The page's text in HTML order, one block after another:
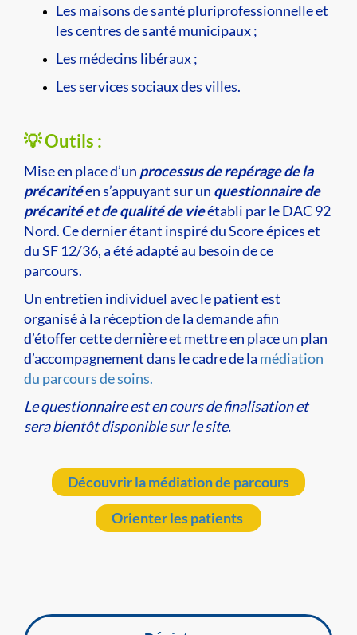
Les maisons de santé pluriprofessionnelle et
les centres de santé municipaux ;
Les médecins libéraux ;
Les services sociaux des villes.
💡 Outils :
Mise en place d’un processus de repérage de la
précaritéen s’appuyant sur un questionnaire de
précarité et de qualité de vieétabli par le DAC 92
Nord. Ce dernier étant inspiré du Score épices et
du SF 12/36, a été adapté au besoin de ce
parcours.
Un entretien individuel avec le patient est
organisé à la réception de la demande afin
d’étoffer cette dernière et mettre en place un plan
d’accompagnement dans le cadre de la médiation
du parcours de soins.
Le questionnaire est en cours de finalisation et
sera bientôt disponible sur le site.
Découvrir la médiation de parcours
Orienter les patients